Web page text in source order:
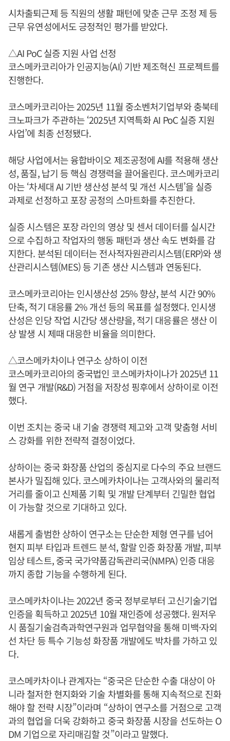
시차출퇴근제 등 직원의 생활 패턴에 맞춘 근무 조정 제 등
근무 유연성에서도 긍정적인 평가를 받았다.
△AI PoC 실증 지원 사업 선정
코스메카코리아가 인공지능(AI) 기반 제조혁신 프로젝트를
진행한다.
코스메카코리아는 2025년 11월 중소벤처기업부와 충북테
크노파크가 주관하는 ‘2025년 지역특화 AI PoC 실증 지원
사업’에 최종 선정됐다.
해당 사업에서는 융합바이오 제조공정에 AI를 적용해 생산
성, 품질, 납기 등 핵심 경쟁력을 끌어올린다. 코스메카코리
아는 ‘차세대 AI 기반 생산성 분석 및 개선 시스템’을 실증
과제로 선정하고 포장 공정의 스마트화를 추진한다.
실증 시스템은 포장 라인의 영상 및 센서 데이터를 실시간
으로 수집하고 작업자의 행동 패턴과 생산 속도 변화를 감
지한다. 분석된 데이터는 전사적자원관리시스템(ERP)와 생
산관리시스템(MES) 등 기존 생산 시스템과 연동된다.
코스메카코리아는 인시생산성 25% 향상, 분석 시간 90%
단축, 적기 대응률 2% 개선 등의 목표를 설정했다. 인시생
산성은 인당 작업 시간당 생산량을, 적기 대응률은 생산 이
상 발생 시 제때 대응한 비율을 의미한다.
△코스메카차이나 연구소 상하이 이전
코스메카코리아의 중국법인 코스메카차이나가 2025년 11
월 연구 개발(R&D) 거점을 저장성 핑후에서 상하이로 이전
했다.
이번 조치는 중국 내 기술 경쟁력 제고와 고객 맞춤형 서비
스 강화를 위한 전략적 결정이었다.
상하이는 중국 화장품 산업의 중심지로 다수의 주요 브랜드
본사가 밀집해 있다. 코스메카차이나는 고객사와의 물리적
거리를 줄이고 신제품 기획 및 개발 단계부터 긴밀한 협업
이 가능할 것으로 기대하고 있다.
새롭게 출범한 상하이 연구소는 단순한 제형 연구를 넘어
현지 피부 타입과 트렌드 분석, 할랄 인증 화장품 개발, 피부
임상 테스트, 중국 국가약품감독관리국(NMPA) 인증 대응
까지 종합 기능을 수행하게 된다.
코스메카차이나는 2022년 중국 정부로부터 고신기술기업
인증을 획득하고 2025년 10월 재인증에 성공했다. 원저우
시 품질기술검측과학연구원과 업무협약을 통해 미백·자외
선 차단 등 특수 기능성 화장품 개발에도 박차를 가하고 있
다.
코스메카차이나 관계자는 “중국은 단순한 수출 대상이 아
니라 철저한 현지화와 기술 차별화를 통해 지속적으로 진화
해야 할 전략 시장”이라며 “상하이 연구소를 거점으로 고객
과의 협업을 더욱 강화하고 중국 화장품 시장을 선도하는 O
DM 기업으로 자리매김할 것”이라고 말했다.